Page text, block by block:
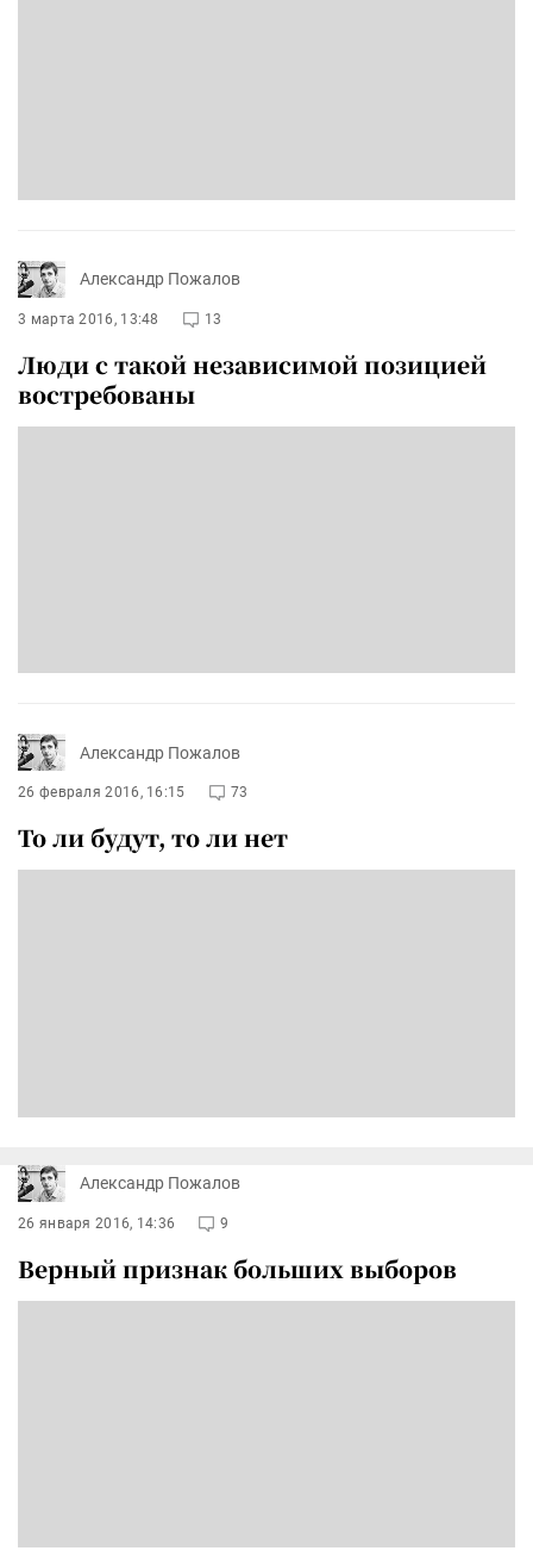
Александр Пожалов
3 марта 2016, 13:48 13
Люди с такой независимой позицией
востребованы
Александр Пожалов
26 февраля 2016, 16:15 73
То ли будут, то ли нет
Александр Пожалов
26 января 2016, 14:36 9
Верный признак больших выборов